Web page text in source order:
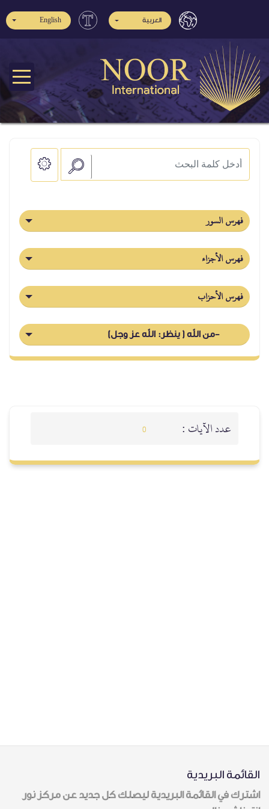
العربية English
فهرس السور
فهرس الأجزاء
فهرس الأحزاب
-من الله ( ينظر: الله عز وجل)
عدد الآيات : 0
القائمة البريدية
اشترك في القائمة البريدية ليصلك كل جديد عن مركز نور